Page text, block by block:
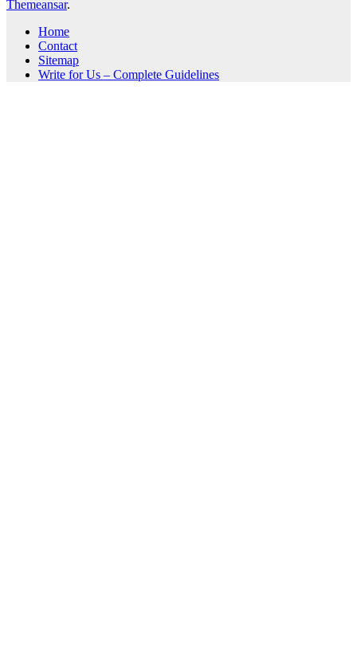
Themeansar.
Home
Contact
Sitemap
Write for Us – Complete Guidelines